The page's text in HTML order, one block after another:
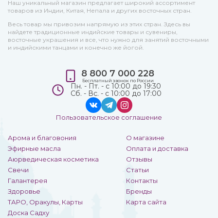
Наш уникальный магазин предлагает широкий ассортимент
товаров из Индии, Китая, Непала и других восточных стран.
Весь товар мы привозим напрямую из этих стран. Здесь вы
найдете традиционные индийские товары и сувениры,
восточные украшения и все, что нужно для занятий восточными
и индийскими танцами и конечно же йогой.
Арома и благовония
Эфирные масла
Аюрведическая косметика
Свечи
Галантерея
Здоровье
ТАРО, Оракулы, Карты
Доска Садху
О магазине
Оплата и доставка
Отзывы
Статьи
Контакты
Бренды
Карта сайта
8 800 7 000 228
Бесплатный звонок по России
Пн. - Пт. - с 10:00 до 19:30
Сб. - Вс. - с 10:00 до 17:00
Пользовательское соглашение